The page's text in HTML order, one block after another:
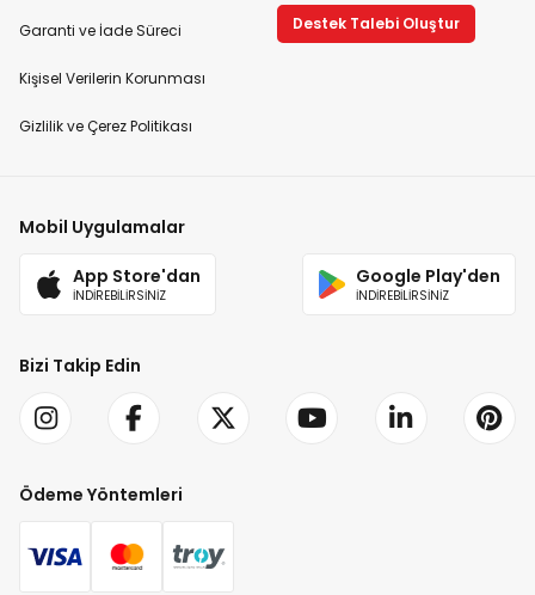
Garanti ve İade Süreci
Kişisel Verilerin Korunması
Gizlilik ve Çerez Politikası
Destek Talebi Oluştur
Mobil Uygulamalar
App Store'dan
İNDİREBİLİRSİNİZ
Google Play'den
İNDİREBİLİRSİNİZ
Bizi Takip Edin
Ödeme Yöntemleri